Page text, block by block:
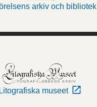
arkiv och bibliotek
Litografiska museet